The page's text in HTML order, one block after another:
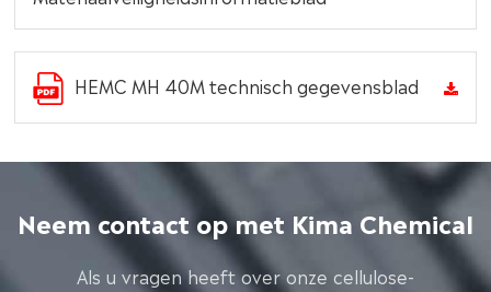
HEMC MH 40M technisch gegevensblad
Neem contact op met Kima Chemical
Als u vragen heeft over onze cellulose-